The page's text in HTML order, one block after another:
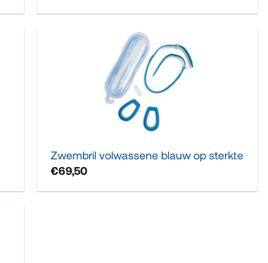
Zwembril volwassene blauw op sterkte
€69,50